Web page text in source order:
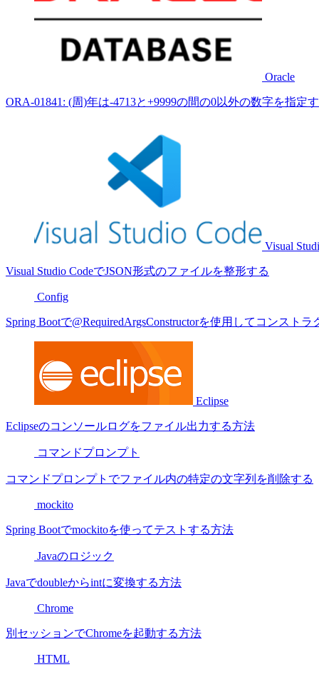
Oracle
ORA-01841: (周)年は-4713と+9999の間の0以外の数字を指定
Visual
Visual Studio CodeでJSON形式のファイルを整形する
Config
Spring Bootで@RequiredArgsConstructorを使用してコンスト
Eclipse
Eclipseのコンソールログをファイル出力する方法
コマンドプロンプト
コマンドプロンプトでファイル内の特定の文字列を削除する
mockito
Spring Bootでmockitoを使ってテストする方法
Javaのロジック
Javaでdoubleからintに変換する方法
Chrome
別セッションでChromeを起動する方法
HTML